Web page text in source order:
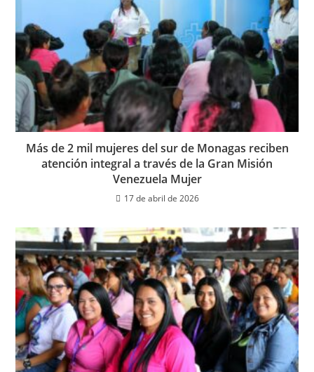
Más de 2 mil mujeres del sur de Monagas reciben
atención integral a través de la Gran Misión
Venezuela Mujer
17 de abril de 2026